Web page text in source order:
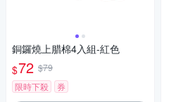
銅鑼燒上腊棉4入組-紅色
$72 $79
限時下殺
券